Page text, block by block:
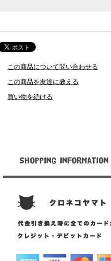
この商品について問い合わせる
この商品を友達に教える
買い物を続ける